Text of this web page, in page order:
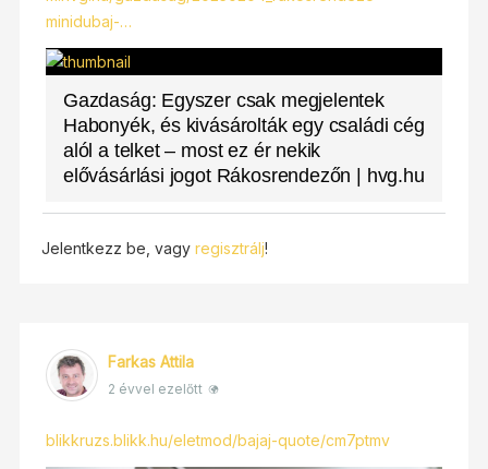
minidubaj-…
Gazdaság: Egyszer csak megjelentek
Habonyék, és kivásárolták egy családi cég
alól a telket – most ez ér nekik
elővásárlási jogot Rákosrendezőn | hvg.hu
Jelentkezz be, vagy regisztrálj!
Farkas Attila
2 évvel ezelőtt
blikkruzs.blikk.hu/eletmod/bajaj-quote/cm7ptmv